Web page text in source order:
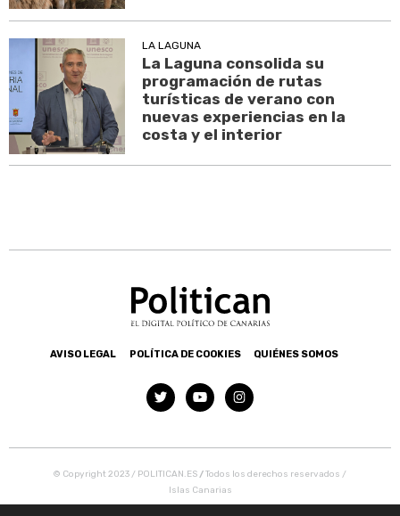
LA LAGUNA
La Laguna consolida su
programación de rutas
turísticas de verano con
nuevas experiencias en la
costa y el interior
AVISO LEGAL POLÍTICA DE COOKIES QUIÉNES SOMOS
© Copyright 2023 / POLITICAN.ES /Todos los derechos reservados /
Islas Canarias